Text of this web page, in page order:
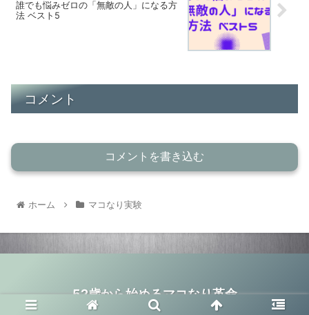
誰でも悩みゼロの「無敵の人」になる方
法 ベスト5
コメント
コメントを書き込む
ホーム マコなり実験
52歳から始めるマコなり革命